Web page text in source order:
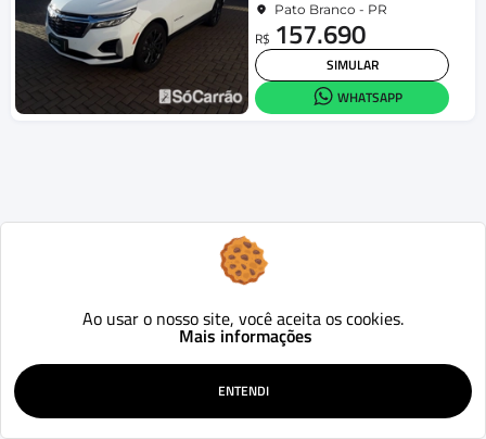
Pato Branco - PR
R$ 157.690
SIMULAR
WHATSAPP
Ao usar o nosso site, você aceita os cookies.
Mais informações
ENTENDI